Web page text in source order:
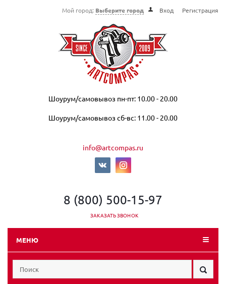
Мой город: Выберите город Вход Регистрация
Шоурум/самовывоз пн-пт: 10.00 - 20.00
Шоурум/самовывоз сб-вс: 11.00 - 20.00
info@artcompas.ru
8 (800) 500-15-97
ЗАКАЗАТЬ ЗВОНОК
МЕНЮ